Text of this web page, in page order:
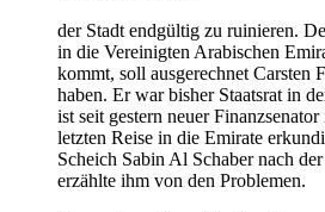
der Stadt endgültig zu ruinieren.
in die Vereinigten Arabischen
kommt, soll ausgerechnet Carsten
haben. Er war bisher Staatsrat in
ist seit gestern neuer
letzten Reise in die Emirate
Scheich Sabin Al Schaber nach
erzählte ihm von den Problemen.